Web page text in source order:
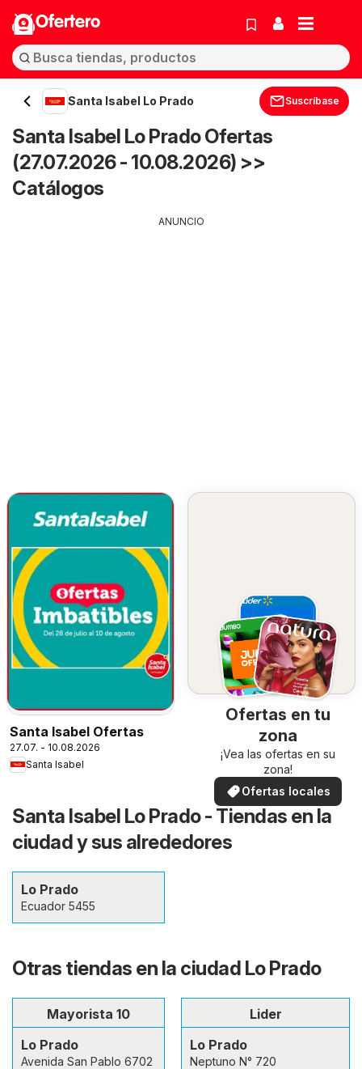
Ofertero
Santa Isabel Lo Prado Suscríbase
Santa Isabel Lo Prado Ofertas
(27.07.2026 - 10.08.2026) >>
Catálogos
ANUNCIO
Santa Isabel Ofertas
27.07. - 10.08.2026
Santa Isabel
Ofertas en tu
zona
¡Vea las ofertas en su
zona!
Ofertas locales
Santa Isabel Lo Prado - Tiendas en la
ciudad y sus alrededores
Lo Prado
Ecuador 5455
Otras tiendas en la ciudad Lo Prado
Mayorista 10
Lo Prado
Avenida San Pablo 6702
Lider
Lo Prado
Neptuno N° 720